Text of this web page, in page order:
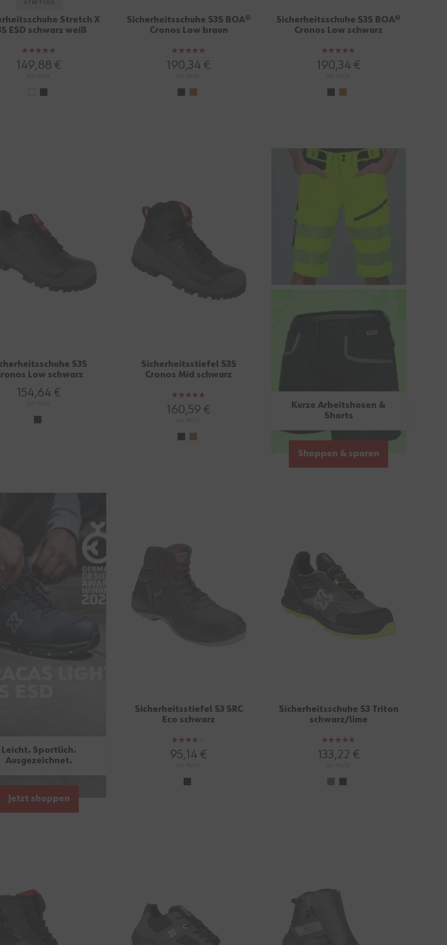
Stretch X
ESD schwarz weiß
Bewertung:
100%
149,88 €
Sicherheitsschuhe S3S BOA®
Cronos Low braun
Bewertung:
100%
190,34 €
Sicherheitsschuhe S3S BOA®
Cronos Low schwarz
Bewertung:
100%
190,34 €
S3S
Low schwarz
154,64 €
Sicherheitsstiefel S3S
Cronos Mid schwarz
Bewertung:
95%
160,59 €
Kurze Arbeitshosen &
Shorts
Shoppen & sparen
Leicht. Sportlich.
Ausgezeichnet.
Jetzt shoppen
Sicherheitsstiefel S3 SRC
Eco schwarz
Bewertung:
80%
95,14 €
Sicherheitsschuhe S3 Triton
schwarz/lime
Bewertung:
100%
133,22 €